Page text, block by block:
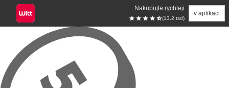
Nakupujte rychleji
(13.2 tsd)
v aplikaci
Přeskočit na hlavní obsah